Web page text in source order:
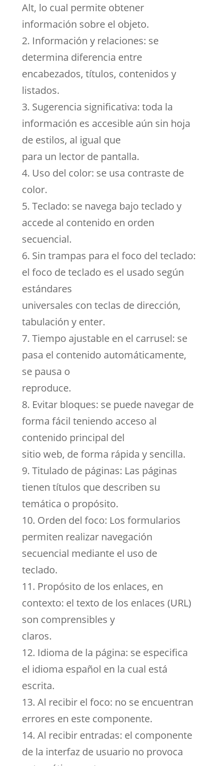
Alt, lo cual permite obtener
información sobre el objeto.
2. Información y relaciones: se
determina diferencia entre
encabezados, títulos, contenidos y
listados.
3. Sugerencia significativa: toda la
información es accesible aún sin hoja
de estilos, al igual que
para un lector de pantalla.
4. Uso del color: se usa contraste de
color.
5. Teclado: se navega bajo teclado y
accede al contenido en orden
secuencial.
6. Sin trampas para el foco del teclado:
el foco de teclado es el usado según
estándares
universales con teclas de dirección,
tabulación y enter.
7. Tiempo ajustable en el carrusel: se
pasa el contenido automáticamente,
se pausa o
reproduce.
8. Evitar bloques: se puede navegar de
forma fácil teniendo acceso al
contenido principal del
sitio web, de forma rápida y sencilla.
9. Titulado de páginas: Las páginas
tienen títulos que describen su
temática o propósito.
10. Orden del foco: Los formularios
permiten realizar navegación
secuencial mediante el uso de
teclado.
11. Propósito de los enlaces, en
contexto: el texto de los enlaces (URL)
son comprensibles y
claros.
12. Idioma de la página: se especifica
el idioma español en la cual está
escrita.
13. Al recibir el foco: no se encuentran
errores en este componente.
14. Al recibir entradas: el componente
de la interfaz de usuario no provoca